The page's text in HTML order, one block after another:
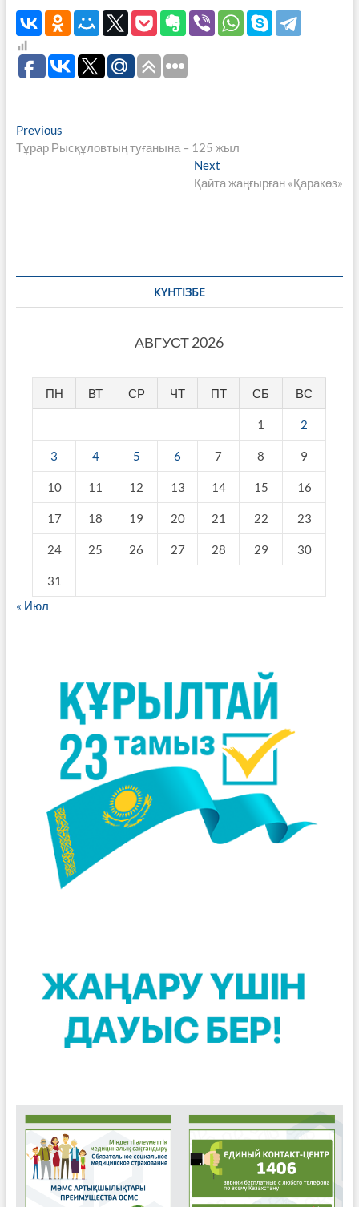
Навигация
по
PreviousPrevious
post:
Тұрар Рысқұловтың туғанына – 125 жыл
Next
post:
Қайта жаңғырған «Қаракөз»
КҮНТІЗБЕ
АВГУСТ 2026
ПН ВТ СР ЧТ ПТ СБ ВС
1 2
3 4 5 6 7 8 9
10 11 12 13 14 15 16
17 18 19 20 21 22 23
24 25 26 27 28 29 30
31
« Июл